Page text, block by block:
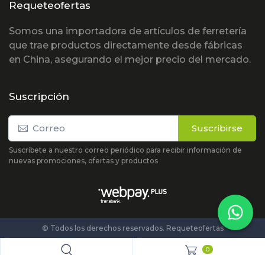
Requeteofertas
Somos una importadora de artículos de ferretería
que trae productos directamente desde fábricas
en China, asegurando el mejor precio del mercado.
Suscripción
Suscribirse
Suscríbete a nuestro correo periódico para recibir información de
nuevas promociones, ofertas y productos
© Todos los derechos reservados. Requeteofertas
0